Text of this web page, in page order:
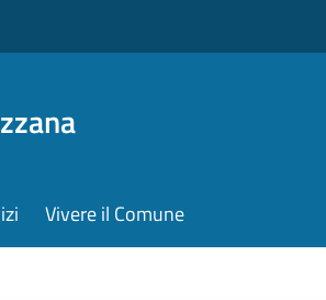
Vivere il Comune